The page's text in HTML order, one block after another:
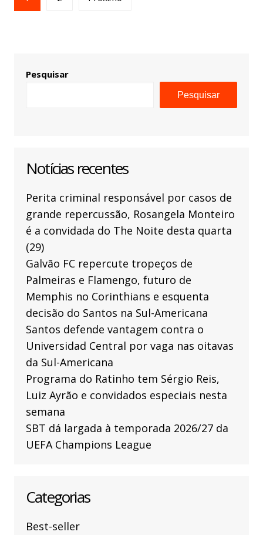
Pesquisar
Pesquisar
Notícias recentes
Perita criminal responsável por casos de
grande repercussão, Rosangela Monteiro
é a convidada do The Noite desta quarta
(29)
Galvão FC repercute tropeços de
Palmeiras e Flamengo, futuro de
Memphis no Corinthians e esquenta
decisão do Santos na Sul-Americana
Santos defende vantagem contra o
Universidad Central por vaga nas oitavas
da Sul-Americana
Programa do Ratinho tem Sérgio Reis,
Luiz Ayrão e convidados especiais nesta
semana
SBT dá largada à temporada 2026/27 da
UEFA Champions League
Categorias
Best-seller